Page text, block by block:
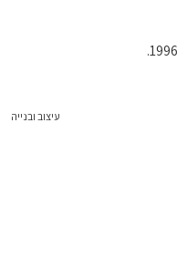
עיצוב ובנייה